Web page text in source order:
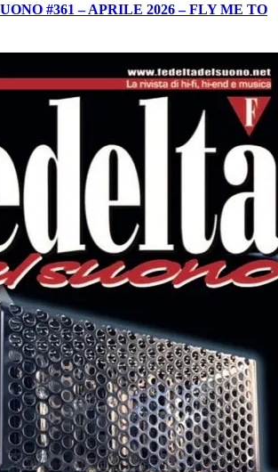
#361 – APRILE 2026 – FLY ME TO